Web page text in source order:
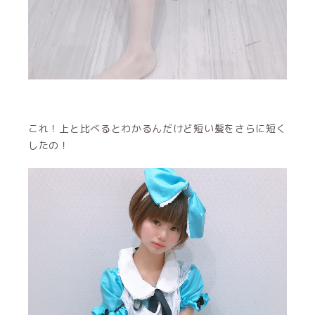
これ！上と比べるとわかるんだけど短い髪をさらに短く
したの！